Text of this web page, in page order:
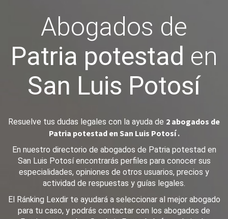
Abogados de
Patria potestad en
San Luis Potosí
Resuelve tus dudas legales con la ayuda de 2 abogados de
Patria potestad en San Luis Potosí .
En nuestro directorio de abogados de Patria potestad en
San Luis Potosí encontrarás perfiles para conocer sus
especialidades, opiniones de otros usuarios, precios y
actividad de respuestas y guías legales.
El Ránking Lexdir te ayudará a seleccionar al mejor abogado
para tu caso, y podrás contactar con los abogados de